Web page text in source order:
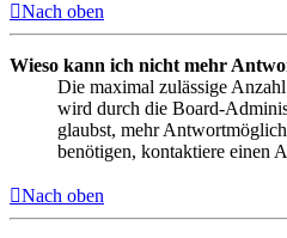
Nach oben
Wieso kann ich nicht mehr
Die maximal zulässige
wird durch die Board-
glaubst, mehr
benötigen, kontaktiere einen
Nach oben